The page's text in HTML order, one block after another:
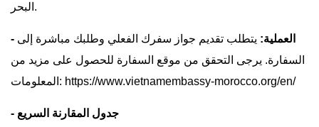
البحر.
- العملية: يتطلب تقديم جواز سفرك الفعلي وطلبك مباشرة إلى
السفارة. يرجى التحقق من موقع السفارة للحصول على مزيد من
المعلومات: https://www.vietnamembassy-morocco.org/en/
- جدول المقارنة السريع